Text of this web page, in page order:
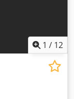
1 / 12